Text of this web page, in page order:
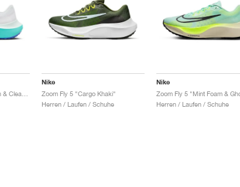
Nike
Zoom Fly 5 "Cargo Khaki"
Herren / Laufen / Schuhe
Nike
Herren / Laufen / Schuhe